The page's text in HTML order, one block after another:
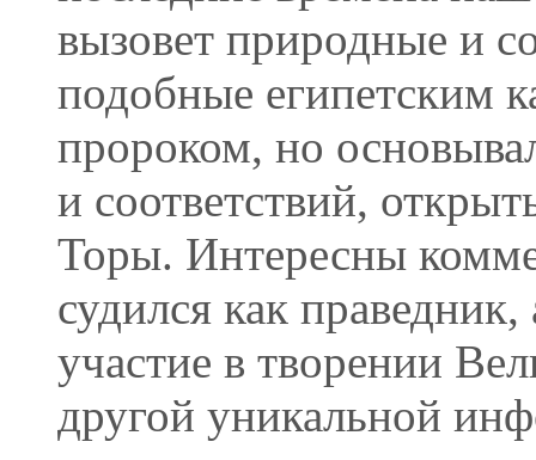
вызовет природные и
подобные египетским
пророком, но
и соответствий,
Торы. Интересны
судился как
участие в творении
другой уникальной